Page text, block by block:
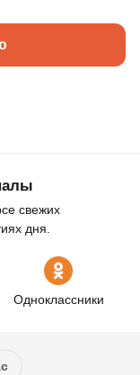
свежих
дня.
Одноклассники